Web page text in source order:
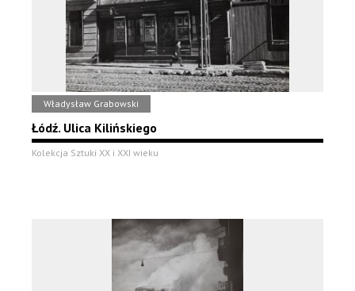
Władysław Grabowski
Łódź. Ulica Kilińskiego
Kolekcja Sztuki XX i XXI wieku